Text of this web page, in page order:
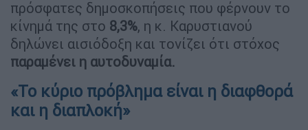
πρόσφατες δημοσκοπήσεις που φέρνουν το
κίνημά της στο 8,3%, η κ. Καρυστιανού
δηλώνει αισιόδοξη και τονίζει ότι στόχος
παραμένει η αυτοδυναμία.
«Το κύριο πρόβλημα είναι η διαφθορά
και η διαπλοκή»